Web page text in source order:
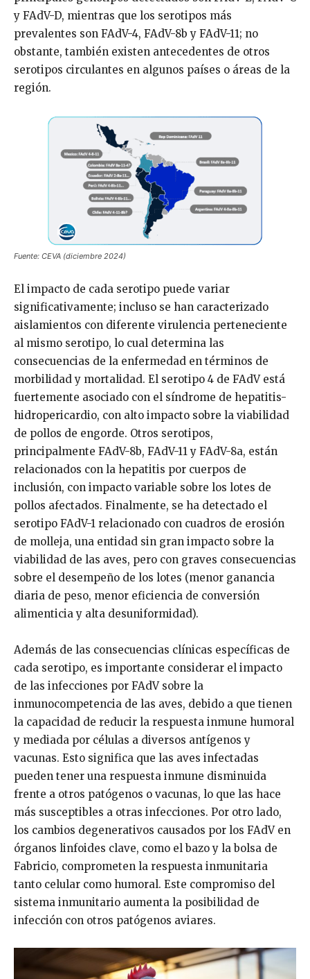
y FAdV-D, mientras que los serotipos más
prevalentes son FAdV-4, FAdV-8b y FAdV-11; no
obstante, también existen antecedentes de otros
serotipos circulantes en algunos países o áreas de la
región.
Fuente: CEVA (diciembre 2024)
El impacto de cada serotipo puede variar
significativamente; incluso se han caracterizado
aislamientos con diferente virulencia perteneciente
al mismo serotipo, lo cual determina las
consecuencias de la enfermedad en términos de
morbilidad y mortalidad. El serotipo 4 de FAdV está
fuertemente asociado con el síndrome de hepatitis-
hidropericardio, con alto impacto sobre la viabilidad
de pollos de engorde. Otros serotipos,
principalmente FAdV-8b, FAdV-11 y FAdV-8a, están
relacionados con la hepatitis por cuerpos de
inclusión, con impacto variable sobre los lotes de
pollos afectados. Finalmente, se ha detectado el
serotipo FAdV-1 relacionado con cuadros de erosión
de molleja, una entidad sin gran impacto sobre la
viabilidad de las aves, pero con graves consecuencias
sobre el desempeño de los lotes (menor ganancia
diaria de peso, menor eficiencia de conversión
alimenticia y alta desuniformidad).
Además de las consecuencias clínicas específicas de
cada serotipo, es importante considerar el impacto
de las infecciones por FAdV sobre la
inmunocompetencia de las aves, debido a que tienen
la capacidad de reducir la respuesta inmune humoral
y mediada por células a diversos antígenos y
vacunas. Esto significa que las aves infectadas
pueden tener una respuesta inmune disminuida
frente a otros patógenos o vacunas, lo que las hace
más susceptibles a otras infecciones. Por otro lado,
los cambios degenerativos causados por los FAdV en
órganos linfoides clave, como el bazo y la bolsa de
Fabricio, comprometen la respuesta inmunitaria
tanto celular como humoral. Este compromiso del
sistema inmunitario aumenta la posibilidad de
infección con otros patógenos aviares.